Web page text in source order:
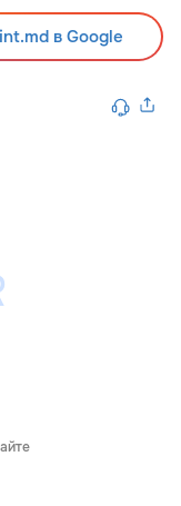
в Google